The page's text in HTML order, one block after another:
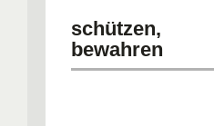
schützen,